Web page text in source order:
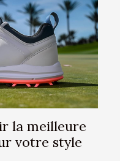
la meilleure
votre style